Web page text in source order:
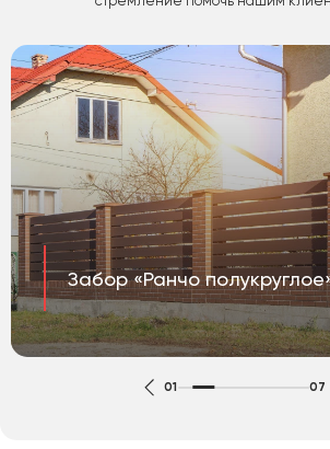
Забор «Ранчо
01 07